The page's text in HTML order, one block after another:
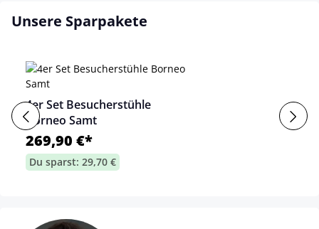
Unsere Sparpakete
4er Set Besucherstühle
Borneo Samt
269,90 €*
Du sparst: 29,70 €